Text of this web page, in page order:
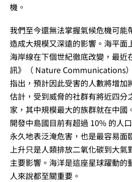
機。
我們至今還無法掌握氣候危機可能
造成大規模又深遠的影響。海平面
海岸線在下個世紀徹底改變，最近
訊》（ Nature Communications
指出，預計因此受害的人數將增加
估計，受到威脅的社群有將近四分
家，其中規模最大的族群就在中國
開發中島國目前有超過 10% 的人
永久地表泛淹危害，也是最容易面
上升只是人類排放二氧化碳到大氣
主要影響。海洋是這座星球躍動的
人來說都至關重要。